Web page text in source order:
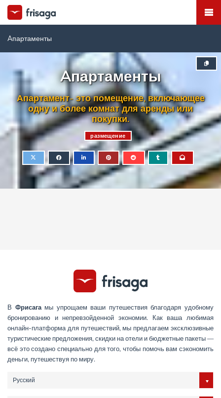
Aпартаменты
Aпартаменты
Апартамент- это помещение, включающее
одну и более комнат для аренды или
покупки.
размещение
В Фрисагамы упрощаем ваши путешествия благодаря удобному
бронированию и непревзойденной экономии. Как ваша любимая
онлайн-платформа для путешествий, мы предлагаем эксклюзивные
туристические предложения, скидки на отели и бюджетные пакеты —
всё это создано специально для того, чтобы помочь вам сэкономить
деньги, путешествуя по миру.
Русский